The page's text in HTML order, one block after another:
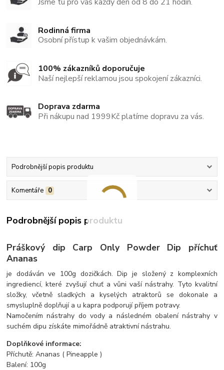
Rodinná firma
Osobní přístup k vašim objednávkám.
100% zákazníků doporučuje
Naší nejlepší reklamou jsou spokojení zákazníci.
Doprava zdarma
Při nákupu nad 1999Kč platíme dopravu za vás.
Podrobnější popis produktu
Komentáře 0
Podrobnější popis produktu
Práškový dip Carp Only Powder Dip příchuť
Ananas
je dodáván ve 100g dozičkách. Dip je složený z komplexních
ingrediencí, které zvyšují chuť a vůni vaší nástrahy. Tyto kvalitní
složky, včetně sladkých a kyselých atraktorů se dokonale a
smysluplně doplňují a u kapra podporují příjem potravy.
Namočením nástrahy do vody a následném obalení nástrahy v
suchém dipu získáte mimořádně atraktivní nástrahu.
Doplňkové informace:
Příchutě: Ananas ( Pineapple )
Balení: 100g